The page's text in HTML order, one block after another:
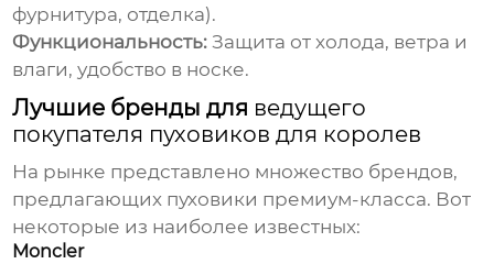
фурнитура, отделка).
Функциональность: Защита от холода, ветра и
влаги, удобство в носке.
Лучшие бренды для ведущего
покупателя пуховиков для королев
На рынке представлено множество брендов,
предлагающих пуховики премиум-класса. Вот
некоторые из наиболее известных:
Moncler